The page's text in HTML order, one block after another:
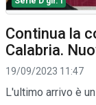
Continua la
Calabria.
19/09/2023 11:47
L'ultimo arrivo è